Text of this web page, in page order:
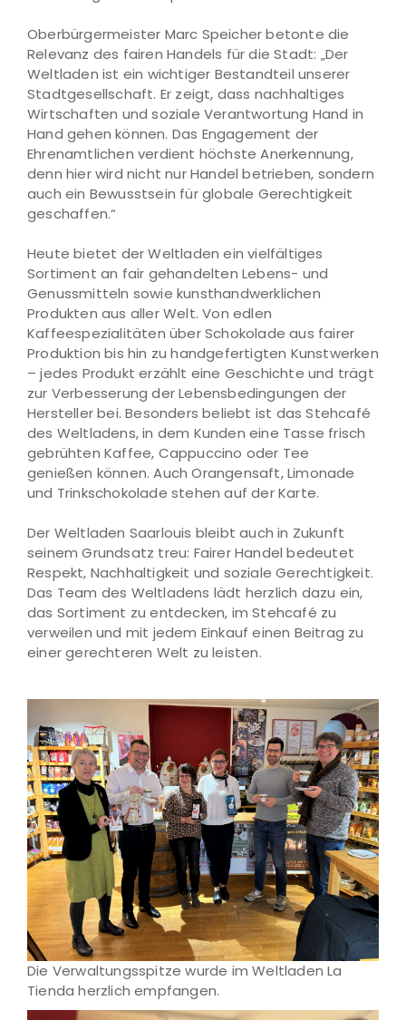
Oberbürgermeister Marc Speicher betonte die
Relevanz des fairen Handels für die Stadt: „Der
Weltladen ist ein wichtiger Bestandteil unserer
Stadtgesellschaft. Er zeigt, dass nachhaltiges
Wirtschaften und soziale Verantwortung Hand in
Hand gehen können. Das Engagement der
Ehrenamtlichen verdient höchste Anerkennung,
denn hier wird nicht nur Handel betrieben, sondern
auch ein Bewusstsein für globale Gerechtigkeit
geschaffen.“
Heute bietet der Weltladen ein vielfältiges
Sortiment an fair gehandelten Lebens- und
Genussmitteln sowie kunsthandwerklichen
Produkten aus aller Welt. Von edlen
Kaffeespezialitäten über Schokolade aus fairer
Produktion bis hin zu handgefertigten Kunstwerken
– jedes Produkt erzählt eine Geschichte und trägt
zur Verbesserung der Lebensbedingungen der
Hersteller bei. Besonders beliebt ist das Stehcafé
des Weltladens, in dem Kunden eine Tasse frisch
gebrühten Kaffee, Cappuccino oder Tee
genießen können. Auch Orangensaft, Limonade
und Trinkschokolade stehen auf der Karte.
Der Weltladen Saarlouis bleibt auch in Zukunft
seinem Grundsatz treu: Fairer Handel bedeutet
Respekt, Nachhaltigkeit und soziale Gerechtigkeit.
Das Team des Weltladens lädt herzlich dazu ein,
das Sortiment zu entdecken, im Stehcafé zu
verweilen und mit jedem Einkauf einen Beitrag zu
einer gerechteren Welt zu leisten.
Die Verwaltungsspitze wurde im Weltladen La
Tienda herzlich empfangen.